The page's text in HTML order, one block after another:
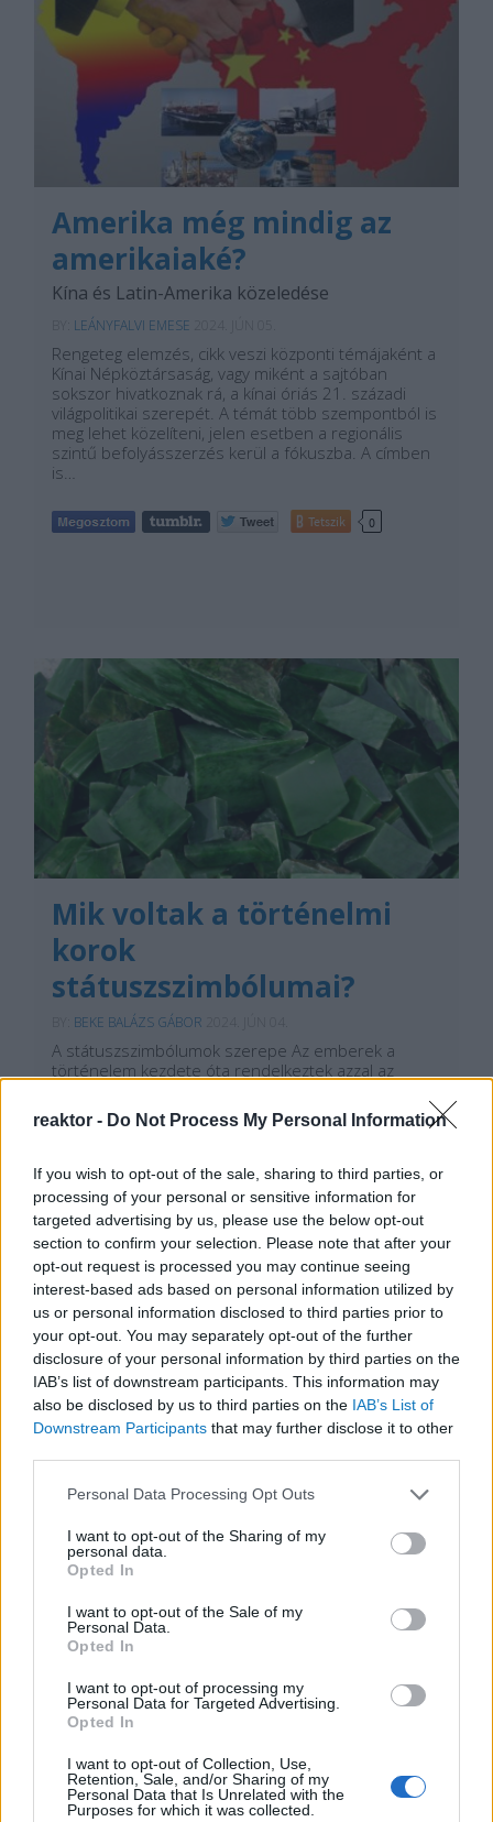
reaktor - Do Not Process My Personal Information
If you wish to opt-out of the sale, sharing to third parties, or
processing of your personal or sensitive information for
targeted advertising by us, please use the below opt-out
section to confirm your selection. Please note that after your
opt-out request is processed you may continue seeing
interest-based ads based on personal information utilized by
us or personal information disclosed to third parties prior to
your opt-out. You may separately opt-out of the further
disclosure of your personal information by third parties on the
IAB’s list of downstream participants. This information may
also be disclosed by us to third parties on the IAB’s List of
Downstream Participants that may further disclose it to other
Please note that this website/app uses one or more Google
not limited to your visit or usage behaviour. You may click to
grant or deny consent to Google and its third-party tags to
use your data for below specified purposes in below Google
consent section.
Personal Data Processing Opt Outs
I want to opt-out of the Sharing of my
personal data.
Opted In
I want to opt-out of the Sale of my
Personal Data.
Opted In
I want to opt-out of processing my
Personal Data for Targeted Advertising.
Opted In
I want to opt-out of Collection, Use,
Retention, Sale, and/or Sharing of my
Personal Data that Is Unrelated with the
Purposes for which it was collected.
Amerika még mindig az
amerikaiaké?
Kína és Latin-Amerika közeledése
LEÁNYFALVI EMESE
Rengeteg elemzés, cikk veszi központi témájaként a
Kínai Népköztársaság, vagy miként a sajtóban
sokszor hivatkoznak rá, a kínai óriás 21. századi
világpolitikai szerepét. A témát több szempontból is
meg lehet közelíteni, jelen esetben a regionális
szintű befolyásszerzés kerül a fókuszba. A címben
is…
Tetszik 0
Mik voltak a történelmi
korok
státuszszimbólumai?
BEKE BALÁZS GÁBOR
A státuszszimbólumok szerepe Az emberek a
történelem kezdete óta rendelkeztek azzal az
helyzetüket bemutatva jelezzék a külvilágnak, milyen
nagy befolyással rendelkeznek. A státusz – vagyis
minden…
Tetszik 0
Munkavállaló vagy egyéni
vállalkozó? – A jogviszony
minősítése a platform
munkában
A digitális gazdaság térnyerésével egyre több
dolgozó választja a platform munkát, ám jogi
helyzetük tisztázása továbbra is vitatott kérdés.